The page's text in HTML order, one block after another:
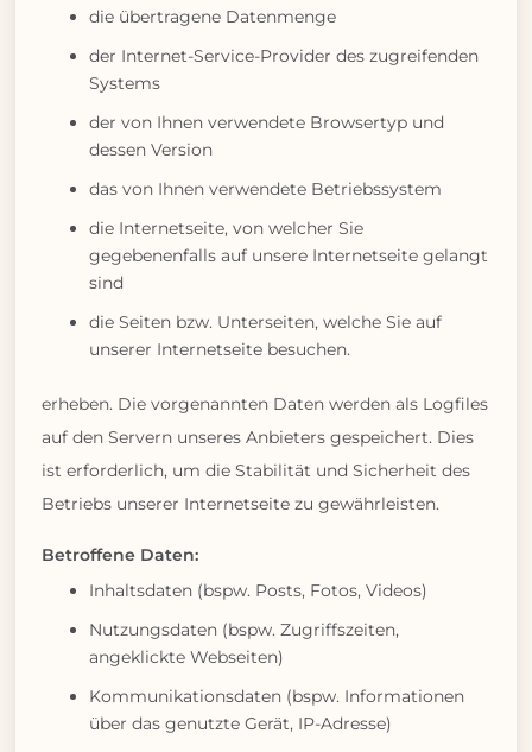
die übertragene Datenmenge
der Internet-Service-Provider des zugreifenden
Systems
der von Ihnen verwendete Browsertyp und
dessen Version
das von Ihnen verwendete Betriebssystem
die Internetseite, von welcher Sie
gegebenenfalls auf unsere Internetseite gelangt
sind
die Seiten bzw. Unterseiten, welche Sie auf
unserer Internetseite besuchen.
erheben. Die vorgenannten Daten werden als Logfiles
auf den Servern unseres Anbieters gespeichert. Dies
ist erforderlich, um die Stabilität und Sicherheit des
Betriebs unserer Internetseite zu gewährleisten.
Betroffene Daten:
Inhaltsdaten (bspw. Posts, Fotos, Videos)
Nutzungsdaten (bspw. Zugriffszeiten,
angeklickte Webseiten)
Kommunikationsdaten (bspw. Informationen
über das genutzte Gerät, IP-Adresse)